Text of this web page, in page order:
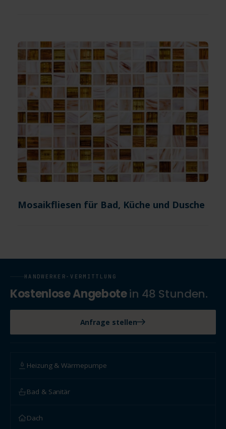
Mosaikfliesen für Bad, Küche und Dusche
HANDWERKER-VERMITTLUNG
Kostenlose Angebotein 48 Stunden.
Anfrage stellen
Heizung & Wärmepumpe
Bad & Sanitär
Dach